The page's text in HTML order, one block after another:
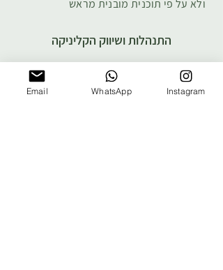
ולא על פי תוכנית מובנית מראש
התנהלות ושיווק הקליניקה
פתיחה וארגון הקליניקה
Email WhatsApp Instagram